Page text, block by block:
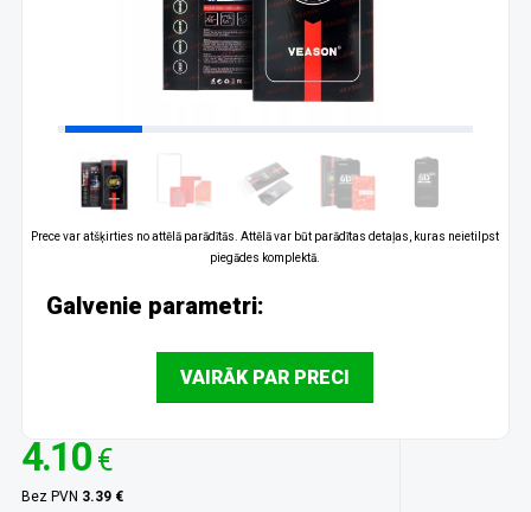
Prece var atšķirties no attēlā parādītās. Attēlā var būt parādītas detaļas, kuras neietilpst
piegādes komplektā.
Galvenie parametri:
VAIRĀK PAR PRECI
4.10 €
Bez PVN 3.39 €